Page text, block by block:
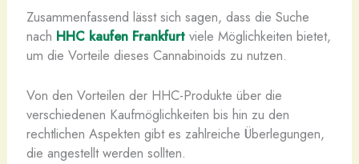
Zusammenfassend lässt sich sagen, dass die Suche
nach HHC kaufen Frankfurtviele Möglichkeiten bietet,
um die Vorteile dieses Cannabinoids zu nutzen.
Von den Vorteilen der HHC-Produkte über die
verschiedenen Kaufmöglichkeiten bis hin zu den
rechtlichen Aspekten gibt es zahlreiche Überlegungen,
die angestellt werden sollten.